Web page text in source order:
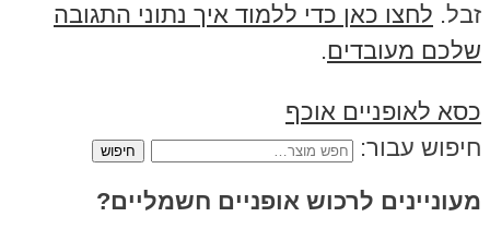
זבל. לחצו כאן כדי ללמוד איך נתוני התגובה
שלכם מעובדים.
כסא לאופניים אוכף
חיפוש עבור:
מעוניינים לרכוש אופניים חשמליים?